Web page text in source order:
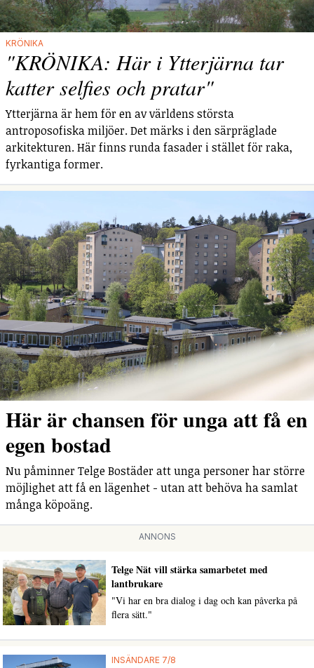
KRÖNIKA
"KRÖNIKA: Här i Ytterjärna tar
katter selfies och pratar"
Ytterjärna är hem för en av världens största
antroposofiska miljöer. Det märks i den särpräglade
arkitekturen. Här finns runda fasader i stället för raka,
fyrkantiga former.
Här är chansen för unga att få en
egen bostad
Nu påminner Telge Bostäder att unga personer har större
möjlighet att få en lägenhet - utan att behöva ha samlat
många köpoäng.
ANNONS
Telge Nät vill stärka samarbetet med
lantbrukare
"Vi har en bra dialog i dag och kan påverka på
flera sätt."
INSÄNDARE 7/8